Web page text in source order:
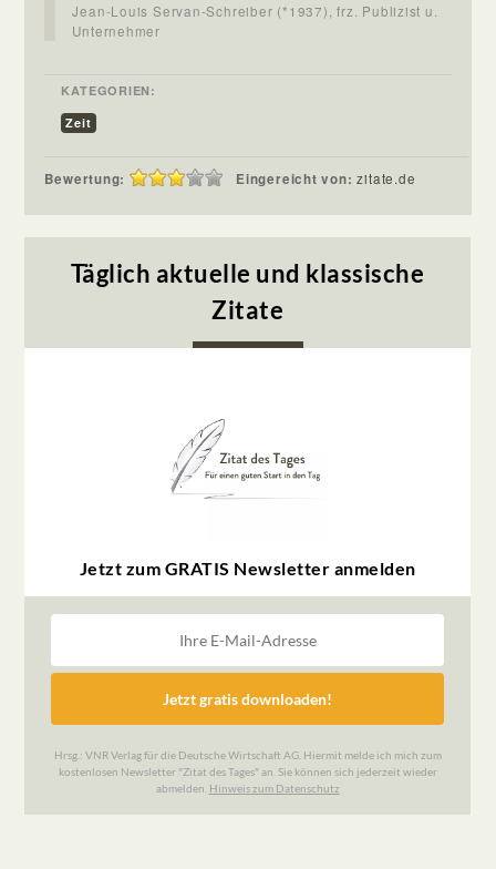
Jean-Louis Servan-Schreiber (*1937), frz. Publizist u.
Unternehmer
KATEGORIEN:
Zeit
Bewertung: Eingereicht von:zitate.de